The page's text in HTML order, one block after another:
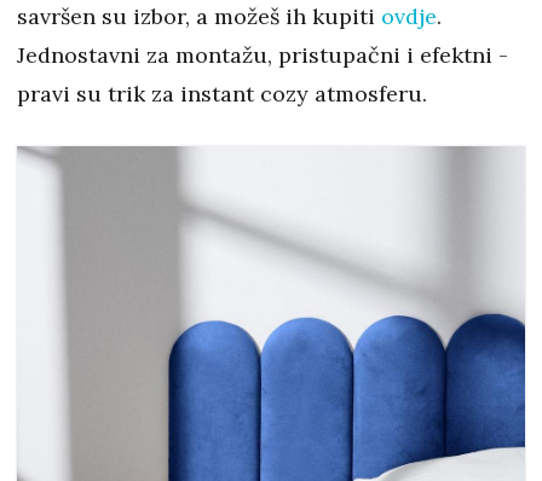
savršen su izbor, a možeš ih kupiti ovdje.
Jednostavni za montažu, pristupačni i efektni -
pravi su trik za instant cozy atmosferu.